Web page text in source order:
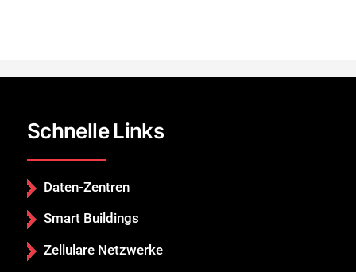
Schnelle Links
Daten-Zentren
Smart Buildings
Zellulare Netzwerke